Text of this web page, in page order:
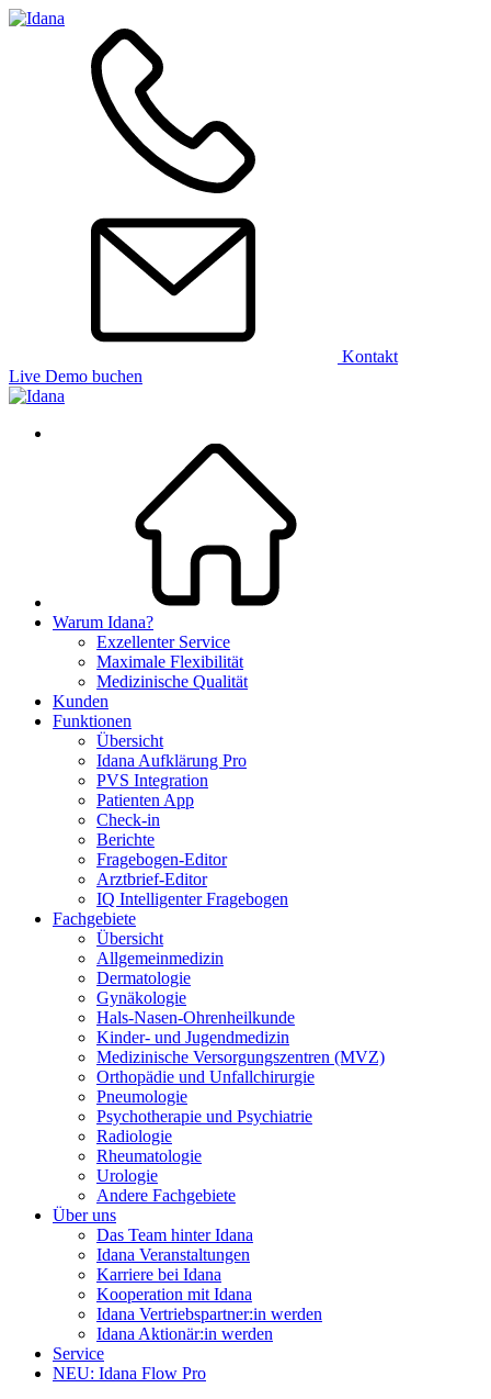
Kontakt
Live Demo buchen
Warum Idana?
Exzellenter Service
Maximale Flexibilität
Medizinische Qualität
Kunden
Funktionen
Übersicht
Idana Aufklärung Pro
PVS Integration
Patienten App
Check-in
Berichte
Fragebogen-Editor
Arztbrief-Editor
IQ Intelligenter Fragebogen
Fachgebiete
Übersicht
Allgemeinmedizin
Dermatologie
Gynäkologie
Hals-Nasen-Ohrenheilkunde
Kinder- und Jugendmedizin
Medizinische Versorgungs­zentren (MVZ)
Orthopädie und Unfallchirurgie
Pneumologie
Psychotherapie und Psychiatrie
Radiologie
Rheumatologie
Urologie
Andere Fachgebiete
Über uns
Das Team hinter Idana
Idana Veranstaltungen
Karriere bei Idana
Kooperation mit Idana
Idana Vertriebspartner:in werden
Idana Aktionär:in werden
Service
NEU: Idana Flow Pro